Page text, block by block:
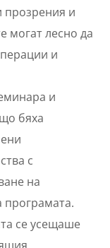
прозрения и
могат лесно да
и
и
бяха
с
на
се усещаше